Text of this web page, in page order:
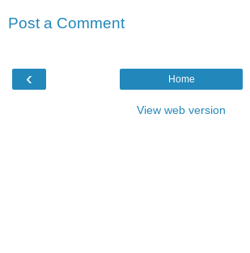
Post a Comment
‹ Home
View web version